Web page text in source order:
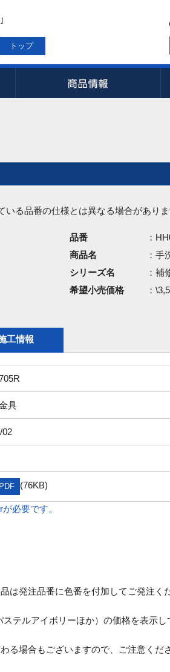
トップ
る品番の仕様とは異なる場合がありま
品番
：
商品名
：手
シリーズ名
：補
希望小売価格
：
工情報
具
02
PDF (76KB)
必要です。
は発注品番に色番を付加してご発注く
ステルアイボリーほか）の価格を表示し
る場合もございますので、ご注意くだ